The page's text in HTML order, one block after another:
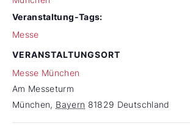
Veranstaltung-Tags:
Messe
VERANSTALTUNGSORT
Messe München
Am Messeturm
München, Bayern 81829 Deutschland